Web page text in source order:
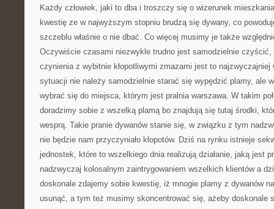
Każdy człowiek, jaki to dba i troszczy się o wizerunek
kwestię ze w najwyższym stopniu brudzą się dywany, co
szczeblu właśnie o nie dbać. Co więcej musimy je także
Oczywiście czasami niezwykle trudno jest samodzielnie
czynienia z wybitnie kłopotliwymi zmazami jest to
sytuacji nie należy samodzielnie starać się wypędzić plamy, ale
wybrać się do miejsca, którym jest pralnia warszawa. W takim
doradzimy sobie z wszelką plamą bo znajdują się tutaj środki,
wesprą. Takie pranie dywanów stanie się, w związku z tym
nie będzie nam przyczyniało kłopotów. Dziś na rynku istnieje
jednostek, które to wszelkiego dnia realizują działanie, jaką jest
nadzwyczaj kolosalnym zaintrygowaniem wszelkich klientów a
doskonale zdajemy sobie kwestię, iż mnogie plamy z dywanów
usunąć, a tym też musimy skoncentrować się, ażeby doskonale